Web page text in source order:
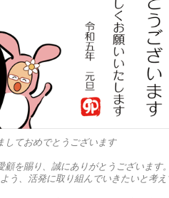
しておめでとうございます
を賜り、誠にありがとうございます。
う、活発に取り組んでいきたいと考え